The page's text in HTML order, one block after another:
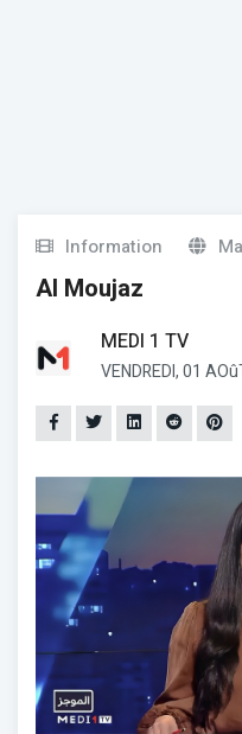
Information
Al Moujaz
MEDI 1 TV
VENDREDI, 01